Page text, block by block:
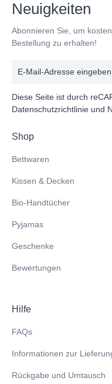
Shop
Bettwaren
Kissen & Decken
Bio-Handtücher
Pyjamas
Geschenke
Bewertungen
Hilfe
FAQs
Informationen zur
Rückgabe und Umtausch
Neuigkeiten
Abonnieren Sie, um
Bestellung zu erhalten!
Diese Seite ist durch
Datenschutzrichtlinie und